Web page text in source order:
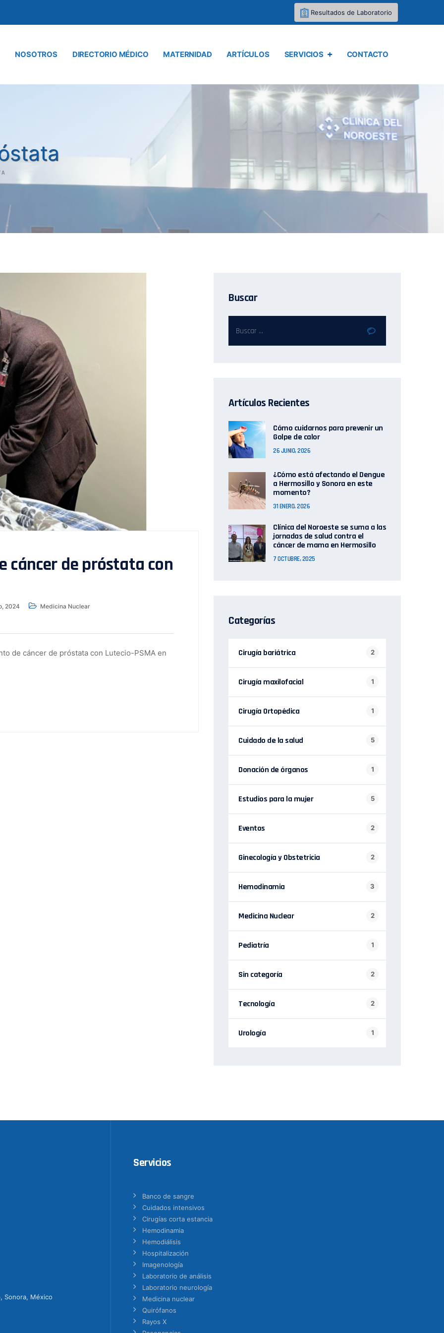
Resultados de Laboratorio
NOSOTROS DIRECTORIO MÉDICO MATERNIDAD ARTÍCULOS SERVICIOS CONTACTO
de próstata con
2024
Medicina Nuclear
de cáncer de próstata con Lutecio-PSMA en
Buscar
Artículos Recientes
Cómo cuidarnos para prevenir un
Golpe de calor
26 JUNIO, 2026
¿Cómo está afectando el Dengue
a Hermosillo y Sonora en este
momento?
31 ENERO, 2026
Clínica del Noroeste se suma a las
jornadas de salud contra el
cáncer de mama en Hermosillo
7 OCTUBRE, 2025
Categorías
Cirugía bariátrica 2
Cirugía maxilofacial 1
Cirugía Ortopédica 1
Cuidado de la salud 5
Donación de órganos 1
Estudios para la mujer 5
Eventos 2
Ginecología y Obstetricia 2
Hemodinamia 3
Medicina Nuclear 2
Pediatría 1
Sin categoría 2
Tecnología 2
Urología 1
Sonora, México
Servicios
Banco de sangre
Cuidados intensivos
Cirugías corta estancia
Hemodinamia
Hemodiálisis
Hospitalización
Imagenología
Laboratorio de análisis
Laboratorio neurología
Medicina nuclear
Quirófanos
Rayos X